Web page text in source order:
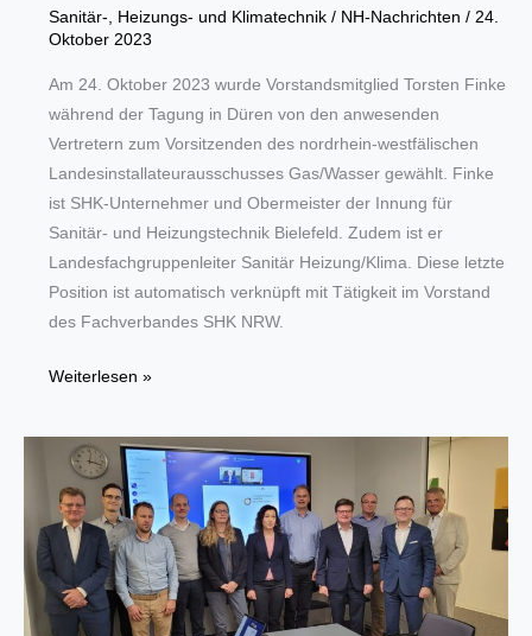
Sanitär-, Heizungs- und Klimatechnik/ NH-Nachrichten / 24.
Oktober 2023
Am 24. Oktober 2023 wurde Vorstandsmitglied Torsten Finke
während der Tagung in Düren von den anwesenden
Vertretern zum Vorsitzenden des nordrhein-westfälischen
Landesinstallateurausschusses Gas/Wasser gewählt. Finke
ist SHK-Unternehmer und Obermeister der Innung für
Sanitär- und Heizungstechnik Bielefeld. Zudem ist er
Landesfachgruppenleiter Sanitär Heizung/Klima. Diese letzte
Position ist automatisch verknüpft mit Tätigkeit im Vorstand
des Fachverbandes SHK NRW.
Torsten
leitet
Landesinstallateurausschuss
Gas/Wasser
Weiterlesen »